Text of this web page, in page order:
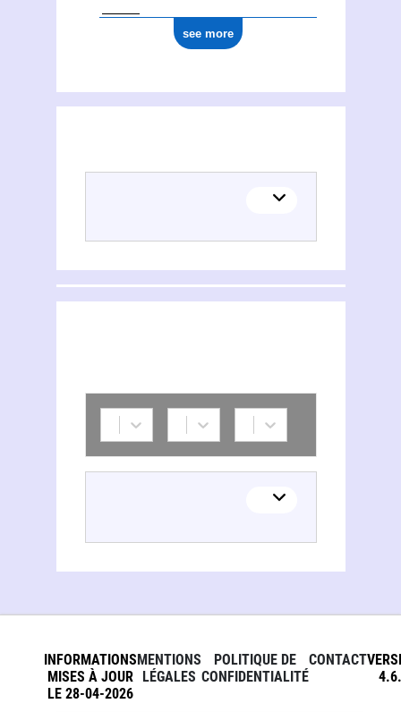
see more
INFORMATIONS
MISES À JOUR
LE 28-04-2026
MENTIONS
LÉGALES
POLITIQUE DE
CONFIDENTIALITÉ
CONTACT